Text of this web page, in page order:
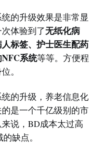
的升级效果是非常显
体验到了无纸化病
标签、护士医生配药
系统等等。方便程
。
的升级，养老信息化
是一个千亿级别的市
说，BD成本太过高
缺点。